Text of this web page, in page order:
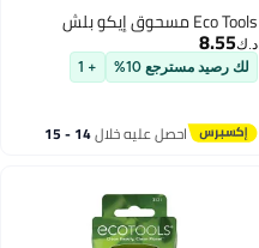
Eco Tools مسحوق إيكو بلش
د.ك‏8.55
لك رصيد مسترجع 10% + 1
احصل عليه خلال 14 - 15